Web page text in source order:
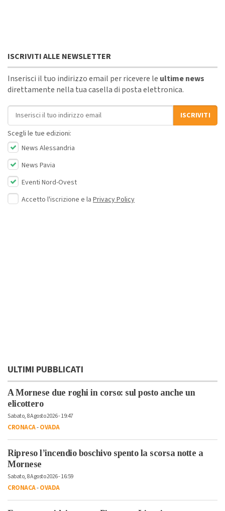
ISCRIVITI ALLE NEWSLETTER
Inserisci il tuo indirizzo email per ricevere le ultime news
direttamente nella tua casella di posta elettronica.
Indirizzo email
ISCRIVITI
Scegli le tue edizioni:
News Alessandria
News Pavia
Eventi Nord-Ovest
Accetto l'iscrizione e la Privacy Policy
ULTIMI PUBBLICATI
A Mornese due roghi in corso: sul posto anche un
elicottero
Sabato, 8 Agosto 2026 - 19:47
CRONACA-OVADA
Ripreso l’incendio boschivo spento la scorsa notte a
Mornese
Sabato, 8 Agosto 2026 - 16:59
CRONACA-OVADA